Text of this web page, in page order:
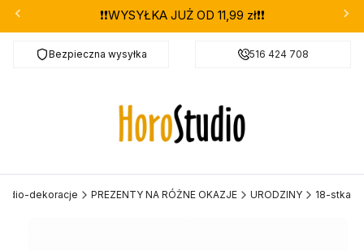
❗❗WYSYŁKA JUŻ OD 11,99 zł❗❗
Bezpieczna wysyłka Darmowa dostawa od 299 zł
516 424 708
dekoracje PREZENTY NA RÓŻNE OKAZJE URODZINY 18-stka